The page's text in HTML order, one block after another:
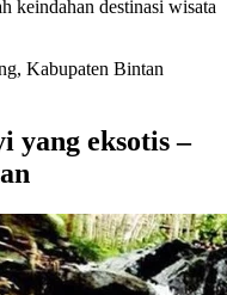
keindahan destinasi wisata
Kabupaten Bintan
yang eksotis –